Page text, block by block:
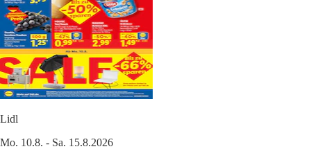
Lidl
Mo. 10.8. - Sa. 15.8.2026